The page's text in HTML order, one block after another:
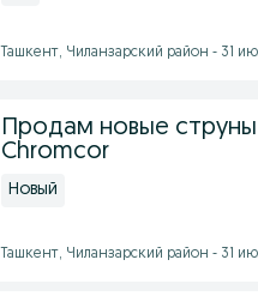
Ташкент, Чиланзарский район - 31
Продам новые струны
Chromcor
Новый
Ташкент, Чиланзарский район - 31